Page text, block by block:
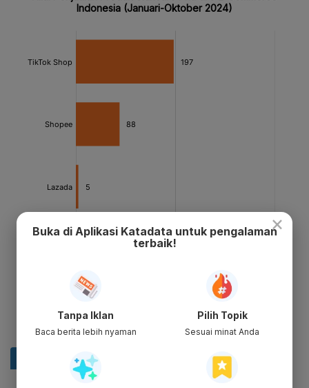
×
Buka di Aplikasi Katadata untuk pengalaman
terbaik!
Tanpa Iklan
Baca berita lebih nyaman
Pilih Topik
Sesuai minat Anda